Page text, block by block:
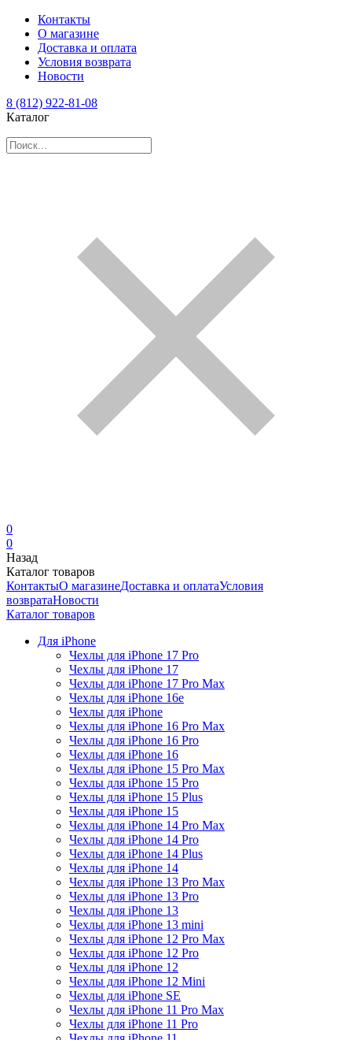
Контакты
О магазине
Доставка и оплата
Условия возврата
Новости
8 (812) 922-81-08
Каталог
0
0
Назад
Каталог товаров
КонтактыО магазинеДоставка и оплатаУсловия
возвратаНовости
Каталог товаров
Для iPhone
Чехлы для iPhone 17 Pro
Чехлы для iPhone 17
Чехлы для iPhone 17 Pro Max
Чехлы для iPhone 16e
Чехлы для iPhone
Чехлы для iPhone 16 Pro Max
Чехлы для iPhone 16 Pro
Чехлы для iPhone 16
Чехлы для iPhone 15 Pro Max
Чехлы для iPhone 15 Pro
Чехлы для iPhone 15 Plus
Чехлы для iPhone 15
Чехлы для iPhone 14 Pro Max
Чехлы для iPhone 14 Pro
Чехлы для iPhone 14 Plus
Чехлы для iPhone 14
Чехлы для iPhone 13 Pro Max
Чехлы для iPhone 13 Pro
Чехлы для iPhone 13
Чехлы для iPhone 13 mini
Чехлы для iPhone 12 Pro Max
Чехлы для iPhone 12 Pro
Чехлы для iPhone 12
Чехлы для iPhone 12 Mini
Чехлы для iPhone SE
Чехлы для iPhone 11 Pro Max
Чехлы для iPhone 11 Pro